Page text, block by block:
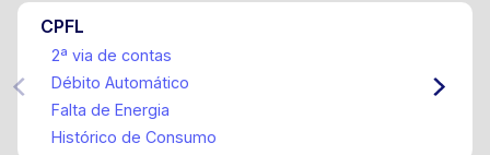
CPFL
2ª via de contas
Débito Automático
Falta de Energia
Histórico de Consumo